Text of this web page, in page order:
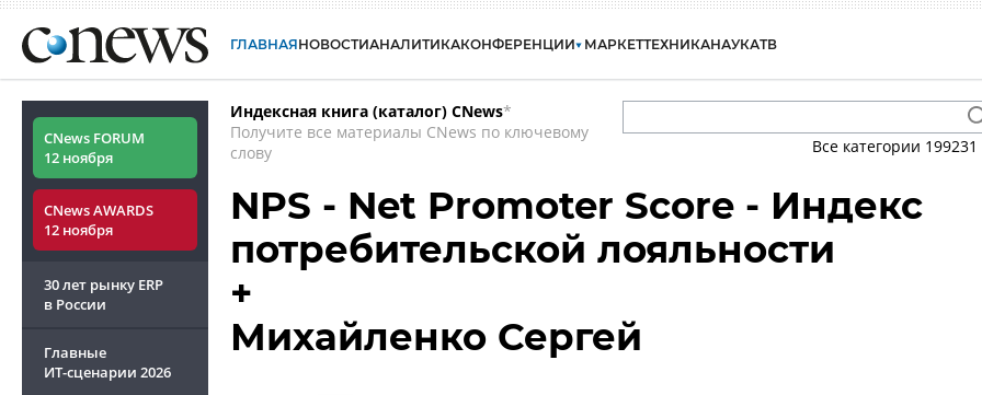
ГЛАВНАЯНОВОСТИАНАЛИТИКАКОНФЕРЕНЦИИ МАРКЕТТЕХНИКАНАУКАТВ
CNews FORUM
12 ноября
CNews AWARDS
12 ноября
30 лет рынку ERP
в России
Главные
ИТ-сценарии 2026
Индексная книга (каталог) CNews*
Получите все материалы CNews по ключевому
слову
Все категории 199231
NPS - Net Promoter Score - Индекс
потребительской лояльности
+
Михайленко Сергей